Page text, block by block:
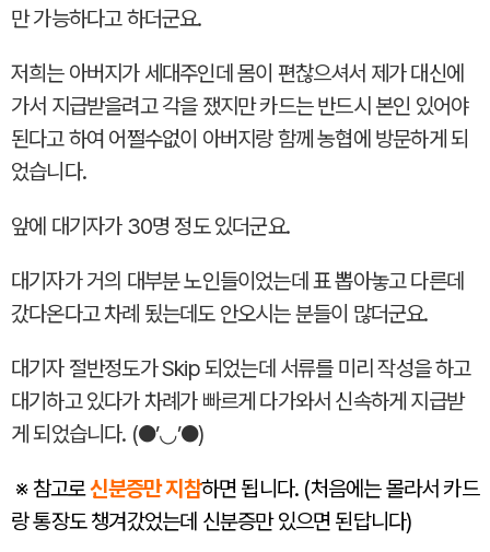
만 가능하다고 하더군요.
저희는 아버지가 세대주인데 몸이 편찮으셔서 제가 대신에
가서 지급받을려고 각을 쟀지만 카드는 반드시 본인 있어야
된다고 하여 어쩔수없이 아버지랑 함께 농협에 방문하게 되
었습니다.
앞에 대기자가 30명 정도 있더군요.
대기자가 거의 대부분 노인들이었는데 표 뽑아놓고 다른데
갔다온다고 차례 됬는데도 안오시는 분들이 많더군요.
대기자 절반정도가 Skip 되었는데 서류를 미리 작성을 하고
대기하고 있다가 차례가 빠르게 다가와서 신속하게 지급받
게 되었습니다. (●’◡’●)
※ 참고로신분증만 지참하면 됩니다. (처음에는 몰라서 카드
랑 통장도 챙겨갔었는데 신분증만 있으면 된답니다)